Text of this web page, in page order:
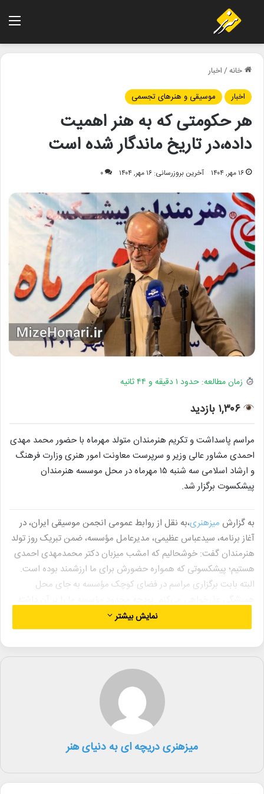
خانه/اخبار
اخبار
موسیقی و هنرهای تجسمی
هر حکومتی که به هنر اهمیت
داده،در تاریخ ماندگار شده است
۱۶ مهر, ۱۴۰۴ آخرین بروزرسانی: ۱۶ مهر, ۱۴۰۴ ۰
زمان مطالعه: حدود ۱ دقیقه و ۴۴ ثانیه
۱,۳۰۶ بازدید
مراسم پاسداشت و تکریم هنرمندان متولد مهرماه با حضور محمد مهدی
احمدی مشاور عالی وزیر و سرپرست معاونت امور هنری وزارت فرهنگ
و ارشاد اسلامی سه شنبه ۱۵ مهرماه در محل موسسه هنرمندان
پیشکسوت برگزار شد.
به گزارش میزهنری،به نقل از روابط عمومی انجمن موسیقی ایران، در
آغاز برنامه، سیدعباس عظیمی، مدیرعامل مؤسسه، ضمن تبریک روز تولد
هنرمندان گفت: خوشحالیم که امشب میزبان دکتر محمدمهدی احمدی
هستیم؛ پیشکسوتی که همواره حضورش برای ما ارزشمند بوده است.
البته بابت برگزاری مراسم در فضای کوچک مؤسسه به جای محل
که با دقت و صرفه‌جویی برنامه‌ها را اجرا کنیم. حتی در ماموریت‌ها برای
ملاقات با هنرمندان در شهرهایی مانند ایرانشهر، زاهدان یا خاش، از
مسیر زمینی استفاده کرده‌ایم تا هزینه‌ها کاهش یابد.
نمایش بیشتر
میزهنری دریچه ای به دنیای هنر